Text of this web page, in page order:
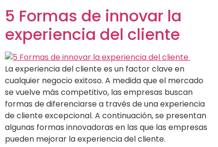
5 Formas de innovar la
experiencia del cliente
La experiencia del cliente es un factor clave en
cualquier negocio exitoso. A medida que el mercado
se vuelve más competitivo, las empresas buscan
formas de diferenciarse a través de una experiencia
de cliente excepcional. A continuación, se presentan
algunas formas innovadoras en las que las empresas
pueden mejorar la experiencia del cliente.